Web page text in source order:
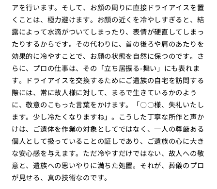
アを行います。そして、お顔の周りに直接ドライアイスを置
くことは、極力避けます。お顔の近くを冷やしすぎると、結
露によって水滴がついてしまったり、表情が硬直してしまっ
たりするからです。その代わりに、首の後ろや肩のあたりを
効果的に冷やすことで、お顔の状態を自然に保つのです。さ
らに、プロの仕事は、その「立ち居振る-舞い」にも表れま
す。ドライアイスを交換するためにご遺族の自宅を訪問する
際には、常に故人様に対して、まるで生きているかのよう
に、敬意のこもった言葉をかけます。「〇〇様、失礼いたし
ます。少し冷たくなりますね」。こうした丁寧な所作と声か
けは、ご遺体を作業の対象としてではなく、一人の尊厳ある
個人として扱っていることの証しであり、ご遺族の心に大き
な安心感を与えます。ただ冷やすだけではない、故人への敬
意と、遺族への思いやりに満ちた処置。それが、葬儀のプロ
が見せる、真の技術なのです。